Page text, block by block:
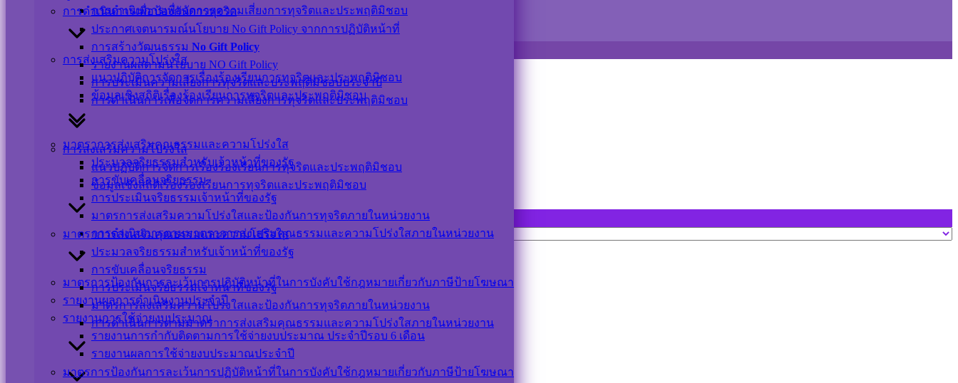
การดำเนินการเพื่อจัดการความเสี่ยงการทุจริตและประพฤติมิชอบ
การส่งเสริมความโปร่งใส
แนวปฏิบัติการจัดการเรื่องร้องเรียนการทุจริตและประพฤติมิชอบ
ข้อมูลเชิงสถิติเรื่องร้องเรียนการทุจริตและประพฤติมิชอบ
มาตราการส่งเสริมคุณธรรมและความโปร่งใส
ประมวลจริยธรรมสำหรับเจ้าหน้าที่ของรัฐ
การขับเคลื่อนจริยธรรม
การประเมินจริยธรรมเจ้าหน้าที่ของรัฐ
มาตรการส่งเสริมความโปร่งใสและป้องกันการทุจริตภายในหน่วยงาน
การดำเนินการตามมาตราการส่งเสริมคุณธรรมและความโปร่งใสภายในหน่วยงาน
มาตรการป้องกันการละเว้นการปฏิบัติหน้าที่ในการบังคับใช้กฎหมายเกี่ยวกับภาษีป้ายโฆษณา
รายงานผลการดำเนินงานประจำปี
รายงานการใช้จ่ายงบประมาณ
รายงานการกำกับติดตามการใช้จ่ายงบประมาณ ประจำปีรอบ 6 เดือน
รายงานผลการใช้จ่ายงบประมาณประจำปี
การดำเนินการเพื่อป้องกันการทุจริต
ประกาศเจตนารมณ์นโยบาย No Gift Policy จากการปฏิบัติหน้าที่
การสร้างวัฒนธรรม No Gift Policy
รายงานผลตามนโยบาย NO Gift Policy
การประเมินความเสี่ยงการทุจริตและประพฤติมิชอบประจำปี
การดำเนินการเพื่อจัดการความเสี่ยงการทุจริตและประพฤติมิชอบ
การส่งเสริมความโปร่งใส
แนวปฏิบัติการจัดการเรื่องร้องเรียนการทุจริตและประพฤติมิชอบ
ข้อมูลเชิงสถิติเรื่องร้องเรียนการทุจริตและประพฤติมิชอบ
มาตราการส่งเสริมคุณธรรมและความโปร่งใส
ประมวลจริยธรรมสำหรับเจ้าหน้าที่ของรัฐ
การขับเคลื่อนจริยธรรม
การประเมินจริยธรรมเจ้าหน้าที่ของรัฐ
มาตรการส่งเสริมความโปร่งใสและป้องกันการทุจริตภายในหน่วยงาน
การดำเนินการตามมาตราการส่งเสริมคุณธรรมและความโปร่งใสภายในหน่วยงาน
มาตรการป้องกันการละเว้นการปฏิบัติหน้าที่ในการบังคับใช้กฎหมายเกี่ยวกับภาษีป้ายโฆษณา
นโยบายการรักษาความมั่นคงปลอดภัยเว็บไซต์
©สงวนลิขสิทธิ์ เทศบาลตำบลปากพะยูน.
ติดต่อ-สอบถาม
Messenger
Translate